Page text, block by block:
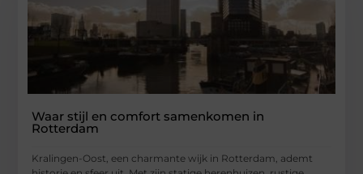
Waar stijl en comfort samenkomen in
Rotterdam
Kralingen-Oost, een charmante wijk in Rotterdam, ademt